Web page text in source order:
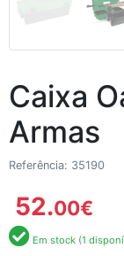
Caixa
Armas
Referência: 35190
52.00€
Em stock (1